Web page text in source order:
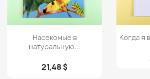
Просмотр
Насекомые в
натуральную...
21,48 $

Когда я